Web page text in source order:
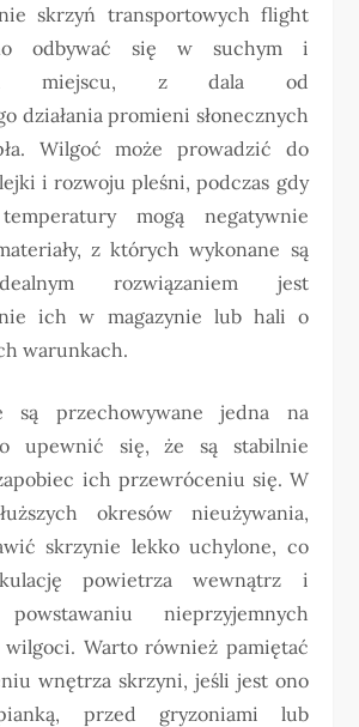
skrzyń transportowych flight
odbywać się w suchym i
miejscu, z dala od
działania promieni słonecznych
Wilgoć może prowadzić do
i rozwoju pleśni, podczas gdy
mogą negatywnie
z których wykonane są
rozwiązaniem jest
ich w magazynie lub hali o
warunkach.
są przechowywane jedna na
upewnić się, że są stabilnie
ich przewróceniu się. W
okresów nieużywania,
skrzynie lekko uchylone, co
powietrza wewnątrz i
nieprzyjemnych
wilgoci. Warto również pamiętać
wnętrza skrzyni, jeśli jest ono
przed gryzoniami lub